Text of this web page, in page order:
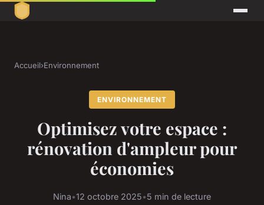
Accueil›Environnement
ENVIRONNEMENT
Optimisez votre espace :
rénovation d'ampleur pour
économies
Nina•12 octobre 2025•5 min de lecture